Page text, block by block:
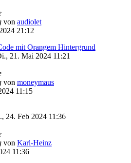
von audiolet
21:12
mit Orangem Hintergrund
21. Mai 2024 11:21
von moneymaus
11:15
24. Feb 2024 11:36
von Karl-Heinz
11:36